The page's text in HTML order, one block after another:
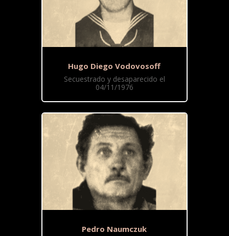
Hugo Diego Vodovosoff
Secuestrado y desaparecido el
04/11/1976
Pedro Naumczuk